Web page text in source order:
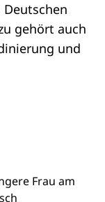
gehört auch
und